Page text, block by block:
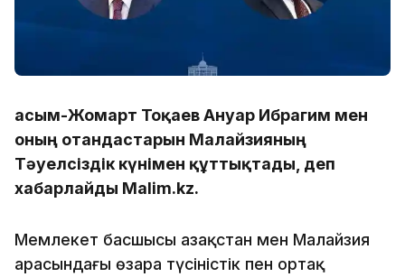
Қасым-Жомарт Тоқаев Ануар Ибрагим мен
оның отандастарын Малайзияның
Тәуелсіздік күнімен құттықтады, деп
хабарлайды Malim.kz.
Мемлекет басшысы Қазақстан мен Малайзия
арасындағы өзара түсіністік пен ортақ